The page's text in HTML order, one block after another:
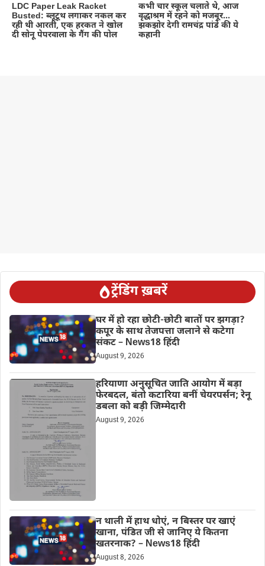
LDC Paper Leak Racket
Busted: ब्लूटूथ लगाकर नकल कर
रही थी आरती, एक हरकत ने खोल
दी सोनू पेपरवाला के गैंग की पोल
कभी चार स्कूल चलाते थे, आज
वृद्धाश्रम में रहने को मजबूर…
झकझोर देगी रामचंद्र पांडे की ये
कहानी
ट्रेंडिंग ख़बरें
घर में हो रहा छोटी-छोटी बातों पर झगड़ा?
कपूर के साथ तेजपत्ता जलाने से कटेगा
संकट – News18 हिंदी
August 9, 2026
हरियाणा अनुसूचित जाति आयोग में बड़ा
फेरबदल, बंतो कटारिया बनीं चेयरपर्सन; रेनू
डबला को बड़ी जिम्मेदारी
August 9, 2026
न थाली में हाथ धोएं, न बिस्तर पर खाएं
खाना, पंडित जी से जानिए ये कितना
खतरनाक? – News18 हिंदी
August 8, 2026